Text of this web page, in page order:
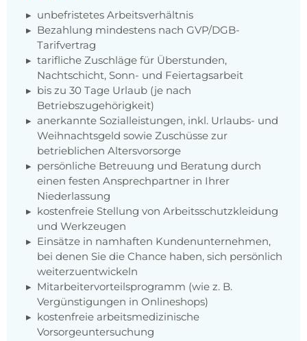
unbefristetes Arbeitsverhältnis
Bezahlung mindestens nach GVP/DGB-
Tarifvertrag
tarifliche Zuschläge für Überstunden,
Nachtschicht, Sonn- und Feiertagsarbeit
bis zu 30 Tage Urlaub (je nach
Betriebszugehörigkeit)
anerkannte Sozialleistungen, inkl. Urlaubs- und
Weihnachtsgeld sowie Zuschüsse zur
betrieblichen Altersvorsorge
persönliche Betreuung und Beratung durch
einen festen Ansprechpartner in Ihrer
Niederlassung
kostenfreie Stellung von Arbeitsschutzkleidung
und Werkzeugen
Einsätze in namhaften Kundenunternehmen,
bei denen Sie die Chance haben, sich persönlich
weiterzuentwickeln
Mitarbeitervorteilsprogramm (wie z. B.
Vergünstigungen in Onlineshops)
kostenfreie arbeitsmedizinische
Vorsorgeuntersuchung